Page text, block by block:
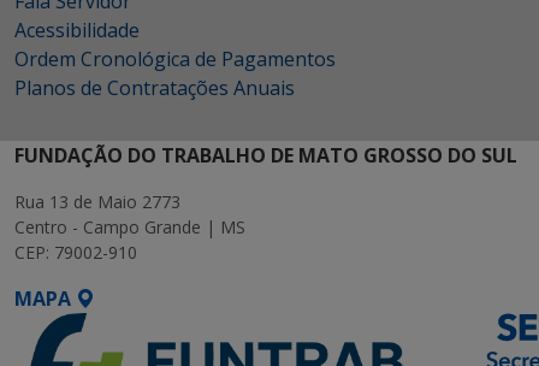
Acessibilidade
Ordem Cronológica de Pagamentos
Planos de Contratações Anuais
FUNDAÇÃO DO TRABALHO DE MATO GROSSO DO SUL
Rua 13 de Maio 2773
Centro - Campo Grande | MS
CEP: 79002-910
MAPA